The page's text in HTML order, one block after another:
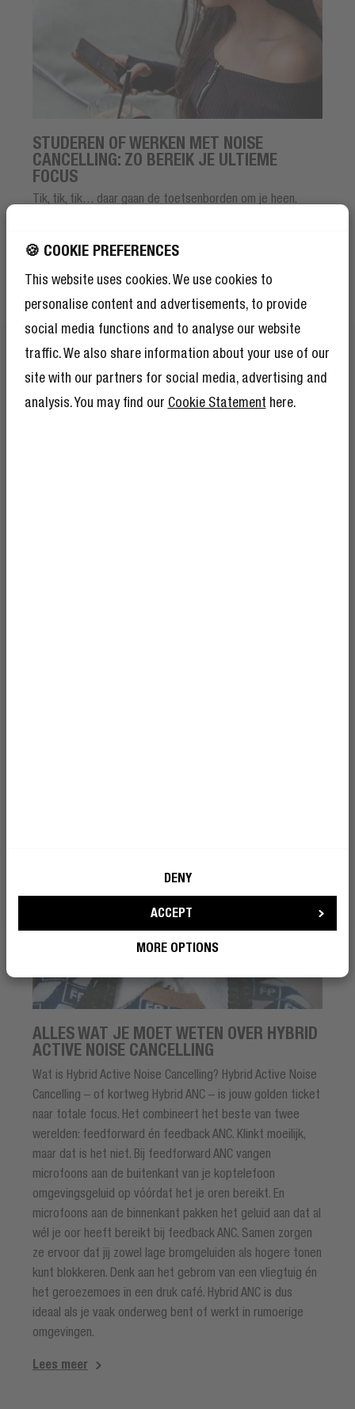
🍪 COOKIE PREFERENCES
This website uses cookies. We use cookies to
personalise content and advertisements, to provide
social media functions and to analyse our website
traffic. We also share information about your use of our
site with our partners for social media, advertising and
analysis. You may find our Cookie Statement here.
DENY
ACCEPT
MORE OPTIONS
STUDEREN OF WERKEN MET NOISE
CANCELLING: ZO BEREIK JE ULTIEME
FOCUS
Tik, tik, tik… daar gaan de toetsenborden om je heen.
Deze technologie is je geheime wapen voor diepe focus
tijdens werk of studie.
Lees meer
OORDOPJES
ALLES WAT JE MOET WETEN OVER HYBRID
ACTIVE NOISE CANCELLING
Wat is Hybrid Active Noise Cancelling? Hybrid Active Noise
Cancelling – of kortweg Hybrid ANC – is jouw golden ticket
naar totale focus. Het combineert het beste van twee
werelden: feedforward én feedback ANC. Klinkt moeilijk,
maar dat is het niet. Bij feedforward ANC vangen
microfoons aan de buitenkant van je koptelefoon
omgevingsgeluid op vóórdat het je oren bereikt. En
microfoons aan de binnenkant pakken het geluid aan dat al
wél je oor heeft bereikt bij feedback ANC. Samen zorgen
ze ervoor dat jij zowel lage bromgeluiden als hogere tonen
kunt blokkeren. Denk aan het gebrom van een vliegtuig én
het geroezemoes in een druk café. Hybrid ANC is dus
ideaal als je vaak onderweg bent of werkt in rumoerige
omgevingen.
Lees meer